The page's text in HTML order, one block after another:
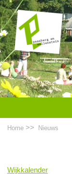
Home >> Nieuws
Wijkkalender